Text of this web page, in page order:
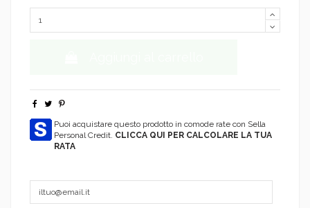
Puoi acquistare questo prodotto in comode rate con Sella
Personal Credit. CLICCA QUI PER CALCOLARE LA TUA
RATA